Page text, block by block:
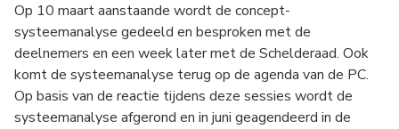
Op 10 maart aanstaande wordt de concept-
systeemanalyse gedeeld en besproken met de
deelnemers en een week later met de Schelderaad. Ook
komt de systeemanalyse terug op de agenda van de PC.
Op basis van de reactie tijdens deze sessies wordt de
systeemanalyse afgerond en in juni geagendeerd in de